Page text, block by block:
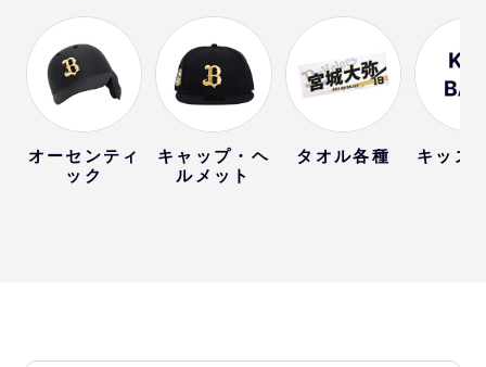
オーセンティ
ック
キャップ・ヘ
ルメット
タオル各種
キッズ